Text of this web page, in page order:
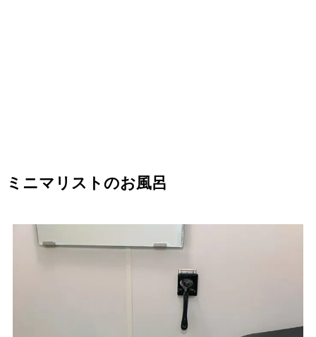
ミニマリストのお風呂